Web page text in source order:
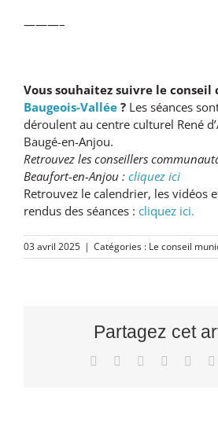
———–
Vous souhaitez suivre le
Baugeois-Vallée ? Les séances
déroulent au centre culturel René
Baugé-en-Anjou.
Retrouvez les conseillers
Beaufort-en-Anjou : cliquez ici
Retrouvez le calendrier, les vidéos
rendus des séances : cliquez ici.
03 avril 2025 | Catégories : Le conseil
Partagez cet
Facebook Reddit LinkedIn